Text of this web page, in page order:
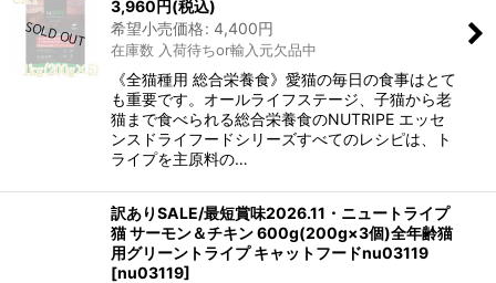
3,960円(税込)
希望小売価格: 4,400円
在庫数 入荷待ちor輸入元欠品中
《全猫種用 総合栄養食》愛猫の毎日の食事はとて
も重要です。オールライフステージ、子猫から老
猫まで食べられる総合栄養食のNUTRIPE エッセ
ンスドライフードシリーズすべてのレシピは、ト
ライプを主原料の…
訳ありSALE/最短賞味2026.11・ニュートライプ
猫 サーモン＆チキン 600g(200g×3個)全年齢猫
用グリーントライプ キャットフードnu03119
[nu03119]